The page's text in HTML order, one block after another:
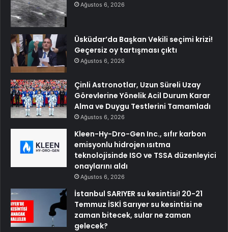
Ağustos 6, 2026
Üsküdar’da Başkan Vekili seçimi krizi!
Geçersiz oy tartışması çıktı
Ağustos 6, 2026
Çinli Astronotlar, Uzun Süreli Uzay
Görevlerine Yönelik Acil Durum Karar
Alma ve Duygu Testlerini Tamamladı
Ağustos 6, 2026
Kleen-Hy-Dro-Gen Inc., sıfır karbon
emisyonlu hidrojen ısıtma
teknolojisinde ISO ve TSSA düzenleyici
onaylarını aldı
Ağustos 6, 2026
İstanbul SARIYER su kesintisi! 20-21
Temmuz İSKİ Sarıyer su kesintisi ne
zaman bitecek, sular ne zaman
gelecek?